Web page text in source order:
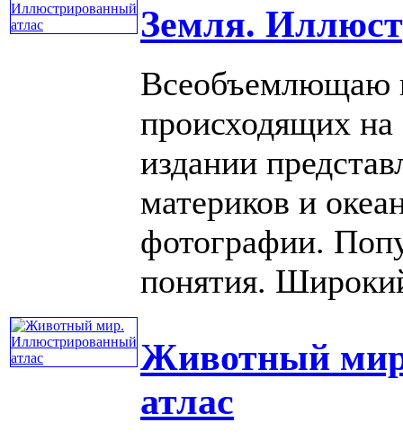
Земля.
Всеобъемлющаю
происходящих
издании
материков и
фотографии.
понятия.
Животный
атлас